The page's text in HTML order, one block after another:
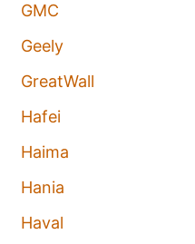
GMC
Geely
GreatWall
Hafei
Haima
Hania
Haval